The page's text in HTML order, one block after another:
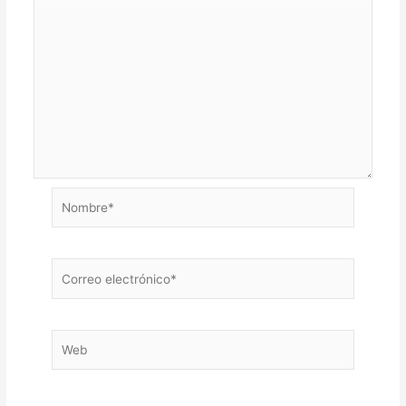
electrónico*